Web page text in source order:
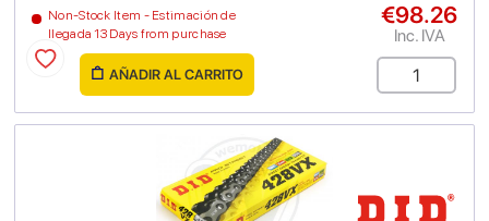
Non-Stock Item - Estimación de
llegada 13 Days from purchase
€98.26
Inc. IVA
AÑADIR AL CARRITO